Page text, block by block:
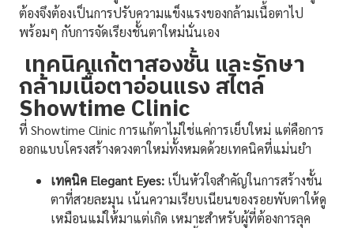
ต้องจึงต้องเป็นการปรับความแข็งแรงของกล้ามเนื้อตาไป
พร้อมๆ กับการจัดเรียงชั้นตาใหม่นั่นเอง
เทคนิคแก้ตาสองชั้น และรักษา
กล้ามเนื้อตาอ่อนแรง สไตล์
Showtime Clinic
ที่ Showtime Clinic การแก้ตาไม่ใช่แค่การเย็บใหม่ แต่คือการ
ออกแบบโครงสร้างดวงตาใหม่ทั้งหมดด้วยเทคนิคที่แม่นยำ
เทคนิค Elegant Eyes: เป็นหัวใจสำคัญในการสร้างชั้น
ตาที่สวยละมุน เน้นความเรียบเนียนของรอยพับตาให้ดู
เหมือนแม่ให้มาแต่เกิด เหมาะสำหรับผู้ที่ต้องการลุค